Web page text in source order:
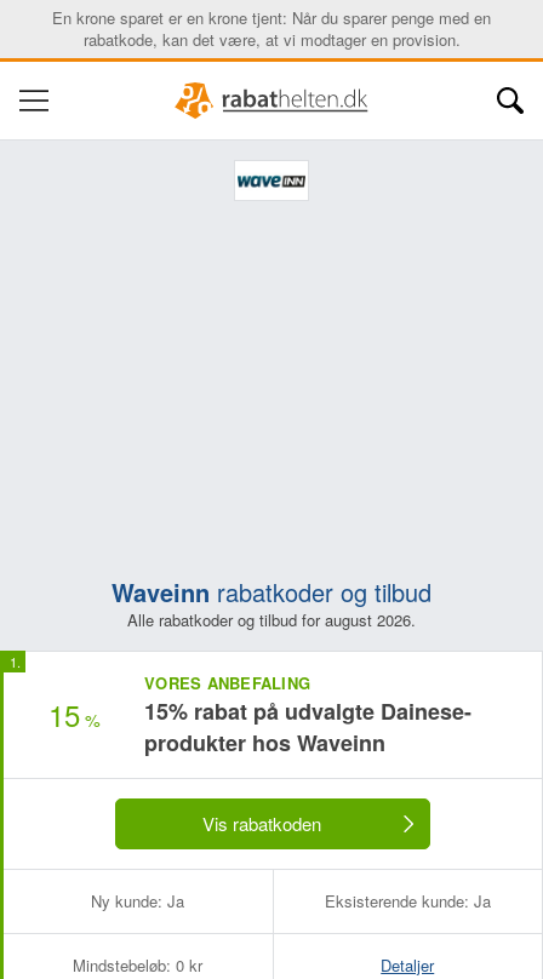
En krone sparet er en krone tjent: Når du sparer penge med en
rabatkode, kan det være, at vi modtager en provision.
Waveinn rabatkoder og tilbud
Alle rabatkoder og tilbud for august 2026.
15 %
VORES ANBEFALING
15% rabat på udvalgte Dainese-
produkter hos Waveinn
Vis rabatkoden
Ny kunde: Ja Eksisterende kunde: Ja
Mindstebeløb: 0 kr Detaljer